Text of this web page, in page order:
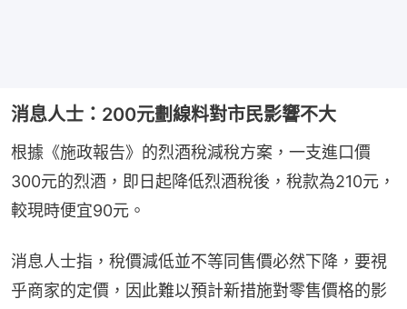
消息人士：200元劃線料對市民影響不大
根據《施政報告》的烈酒稅減稅方案，一支進口價
300元的烈酒，即日起降低烈酒稅後，稅款為210元，
較現時便宜90元。
消息人士指，稅價減低並不等同售價必然下降，要視
乎商家的定價，因此難以預計新措施對零售價格的影